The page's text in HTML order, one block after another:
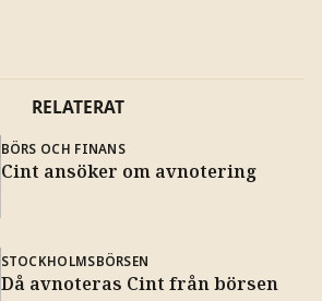
RELATERAT
BÖRS OCH FINANS
Cint ansöker om avnotering
STOCKHOLMSBÖRSEN
Då avnoteras Cint från börsen